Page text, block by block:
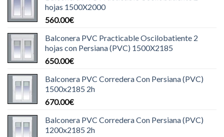
hojas 1500X2000
560.00€
Balconera PVC Practicable Oscilobatiente 2
hojas con Persiana (PVC) 1500X2185
650.00€
Balconera PVC Corredera Con Persiana (PVC)
1500x2185 2h
670.00€
Balconera PVC Corredera Con Persiana (PVC)
1200x2185 2h